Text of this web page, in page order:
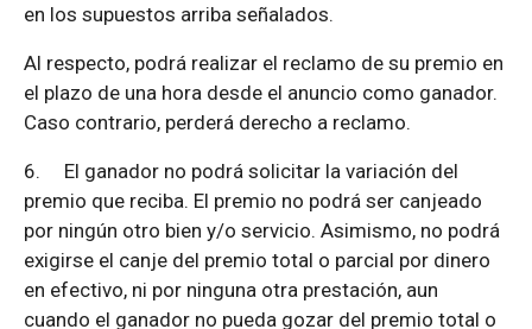
en los supuestos arriba señalados.
Al respecto, podrá realizar el reclamo de su premio en
el plazo de una hora desde el anuncio como ganador.
Caso contrario, perderá derecho a reclamo.
6. El ganador no podrá solicitar la variación del
premio que reciba. El premio no podrá ser canjeado
por ningún otro bien y/o servicio. Asimismo, no podrá
exigirse el canje del premio total o parcial por dinero
en efectivo, ni por ninguna otra prestación, aun
cuando el ganador no pueda gozar del premio total o